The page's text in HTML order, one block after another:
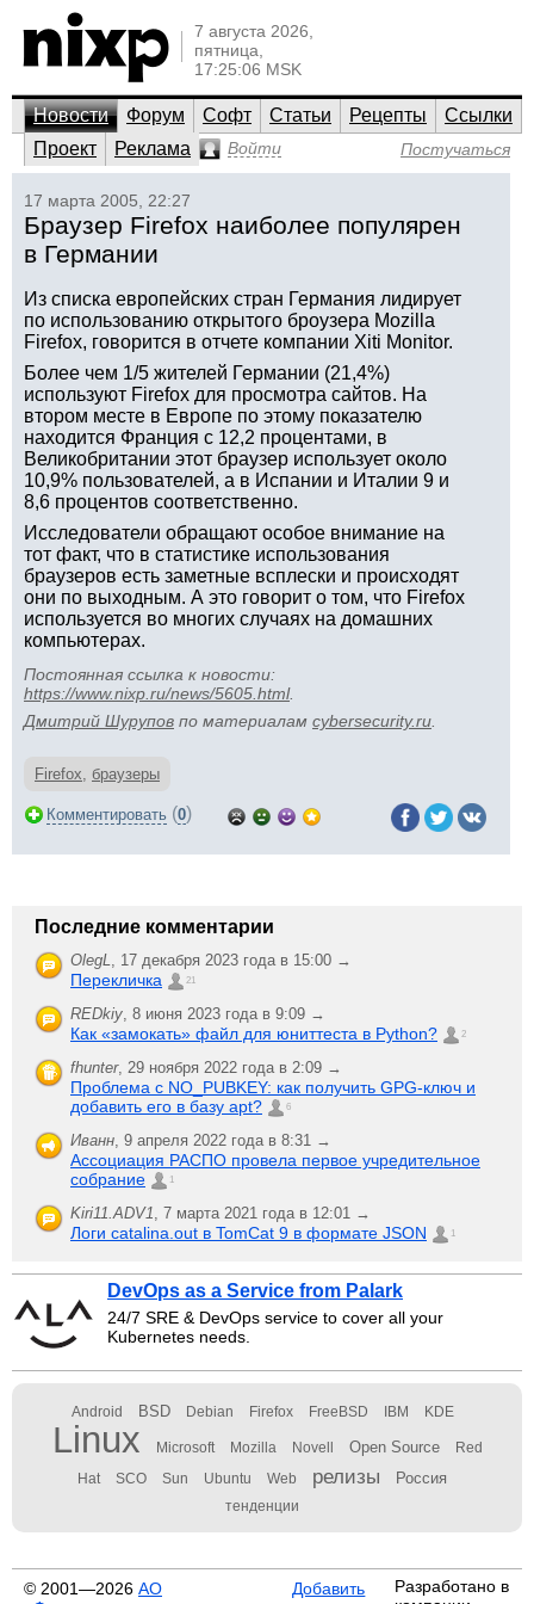
7 августа 2026,
пятница,
17:25:06 MSK
Новости Форум Софт Статьи Рецепты
Ссылки
Проект
Реклама Войти Постучаться
17 марта 2005, 22:27
Браузер Firefox наиболее популярен
в Германии
Из списка европейских стран Германия лидирует
по использованию открытого броузера Mozilla
Firefox, говорится в отчете компании Xiti Monitor.
Более чем 1/5 жителей Германии (21,4%)
используют Firefox для просмотра сайтов. На
втором месте в Европе по этому показателю
находится Франция с 12,2 процентами, в
Великобритании этот браузер использует около
10,9% пользователей, а в Испании и Италии 9 и
8,6 процентов соответственно.
Исследователи обращают особое внимание на
тот факт, что в статистике использования
браузеров есть заметные всплески и происходят
они по выходным. А это говорит о том, что Firefox
используется во многих случаях на домашних
компьютерах.
Постоянная ссылка к новости:
https://www.nixp.ru/news/5605.html.
Дмитрий Шурупов по материалам cybersecurity.ru
Firefox, браузеры
Комментировать (0)
Последние комментарии
OlegL, 17 декабря 2023 года в 15:00 →
Перекличка 21
REDkiy, 8 июня 2023 года в 9:09 →
Как «замокать» файл для юниттеста в Python? 2
fhunter, 29 ноября 2022 года в 2:09 →
Проблема с NO_PUBKEY: как получить GPG-ключ и
добавить его в базу apt?
6
Иванн, 9 апреля 2022 года в 8:31 →
Ассоциация РАСПО провела первое учредительное
собрание
1
Kiri11.ADV1, 7 марта 2021 года в 12:01 →
Логи catalina.out в TomCat 9 в формате JSON 1
DevOps as a Service from Palark
24/7 SRE & DevOps service to cover all your
Kubernetes needs.
Android BSD Debian Firefox FreeBSD IBM KDE
Linux Microsoft Mozilla Novell Open Source Red
Hat SCO Sun Ubuntu Web релизы Россия
тенденции
© 2001—2026 АО
Добавить
Разработано в